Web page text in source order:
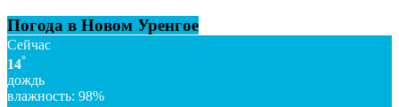
Погода в Новом Уренгое
Сейчас
14°
дождь
влажность: 98%